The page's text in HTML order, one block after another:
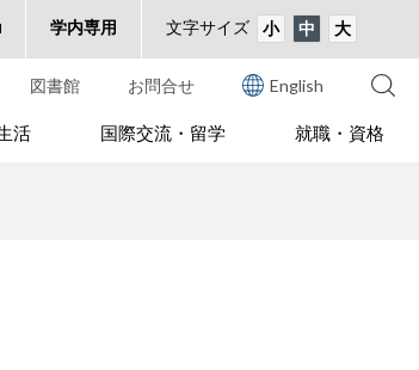
学内専用 文字サイズ 小 中 大
図書館 お問合せ English
活 国際交流・留学 就職・資格